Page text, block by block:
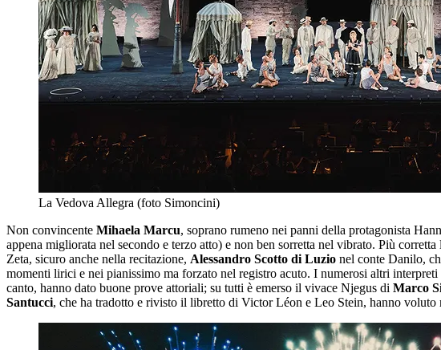
La Vedova Allegra (foto Simoncini)
Non convincente Mihaela Marcu, soprano rumeno nei panni della protagonista
appena migliorata nel secondo e terzo atto) e non ben sorretta nel vibrato. Più corretta
Zeta, sicuro anche nella recitazione, Alessandro Scotto di Luzio nel conte Danilo,
momenti lirici e nei pianissimo ma forzato nel registro acuto. I numerosi altri
canto, hanno dato buone prove attoriali; su tutti è emerso il vivace Njegus di Marco
Santucci, che ha tradotto e rivisto il libretto di Victor Léon e Leo Stein, hanno